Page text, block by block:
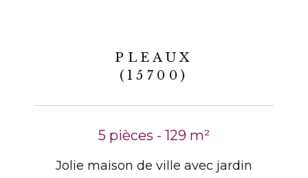
PLEAUX
(15700)
5 pièces - 129 m²
Jolie maison de ville avec jardin